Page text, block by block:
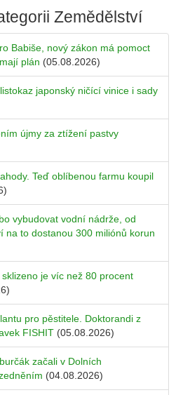
Zemědělství
Babiše, nový zákon má pomoct
plán (05.08.2026)
japonský ničící vinice i sady
újmy za ztížení pastvy
Teď oblíbenou farmu koupil
vybudovat vodní nádrže, od
na to dostanou 300 miliónů korun
je víc než 80 procent
pro pěstitele. Doktorandi z
FISHIT (05.08.2026)
začali v Dolních
(04.08.2026)